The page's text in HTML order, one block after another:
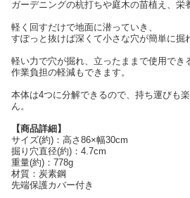
ガーデニングの杭打ちや庭木の苗植え、栄
軽く回すだけで地面に潜っていき、
すぽっと抜けば深くて小さな穴が簡単に掘
軽い力で穴が掘れ、立ったままで使用でき
作業負担の軽減もできます。
本体は4つに分解できるので、持ち運びも
ん。
【商品詳細】
サイズ(約)：高さ86×幅30cm
掘り穴直径(約)：4.7cm
重量(約)：778g
材質：炭素鋼
先端保護カバー付き